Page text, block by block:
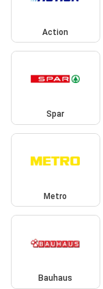
Action
Spar
Metro
Bauhaus